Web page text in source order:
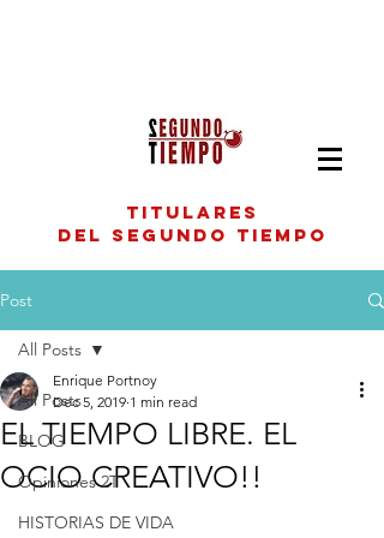
titulares
del segundo tiempo
Post
All Posts
BLOG
Opiniones 2T
HISTORIAS DE VIDA
All Posts
EL TIEMPO LIBRE. EL
OCIO CREATIVO!!
Enrique Portnoy
Dec 5, 2019 1 min read